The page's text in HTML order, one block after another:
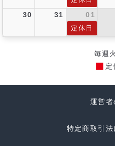
30 31 01
定休日
毎週
定
運営者
特定商取引